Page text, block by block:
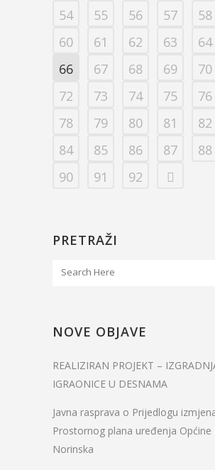
54
55 56 57 58
60
61 62 63 64
66
67 68 69 70
72
73 74 75 76
78
79 80 81 82
84
85 86 87 88
90
91 92
PRETRAŽI
NOVE OBJAVE
REALIZIRAN PROJEKT –
IGRAONICE U DESNAMA
Javna rasprava o Prijedlogu
Prostornog plana uređenja Općine
Norinska